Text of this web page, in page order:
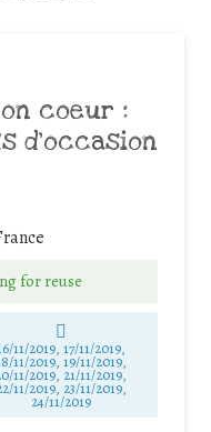
coeur :
d’occasion
for reuse
11/2019, 17/11/2019,
11/2019, 19/11/2019,
11/2019, 21/11/2019,
11/2019, 23/11/2019,
24/11/2019